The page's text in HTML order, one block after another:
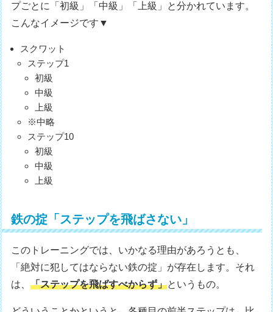
プごとに「初級」「中級」「上級」と分かれています。
こんなイメージです▼
スクワット
ステップ1
初級
中級
上級
※中略
ステップ10
初級
中級
上級
鉄の掟「ステップを飛ばさない」
このトレーニングでは、いかなる理由があろうとも、
「絶対に犯してはならない鉄の掟」が存在します。それ
は、「ステップを飛ばすべからず」というもの。